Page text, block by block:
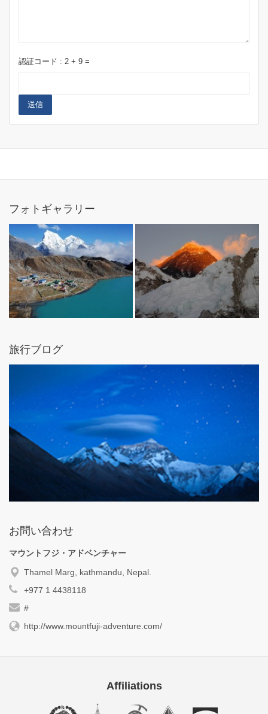
認証コード : 2 + 9 =
送信
フォトギャラリー
旅行ブログ
お問い合わせ
マウントフジ・アドベンチャー
Thamel Marg, kathmandu, Nepal.
+977 1 4438118
#
http://www.mountfuji-adventure.com/
Affiliations